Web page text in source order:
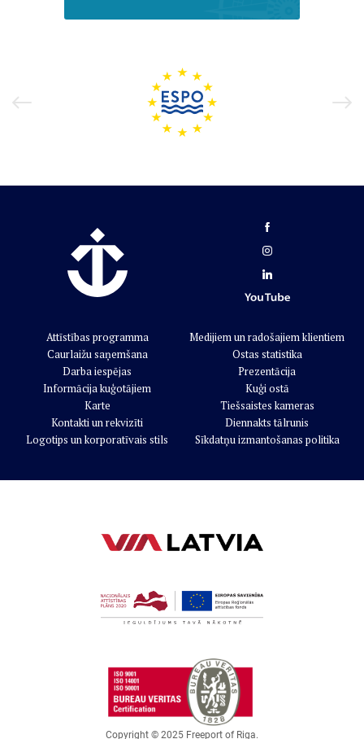
Attīstības programma
Caurlaižu saņemšana
Darba iespējas
Informācija kuģotājiem
Karte
Kontakti un rekvizīti
Logotips un korporatīvais stils
Medijiem un radošajiem klientiem
Ostas statistika
Prezentācija
Kuģi ostā
Tiešsaistes kameras
Diennakts tālrunis
Sīkdatņu izmantošanas politika
Copyright © 2025 Freeport of Riga.